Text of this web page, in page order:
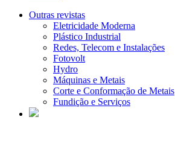
Outras revistas
Eletricidade Moderna
Plástico Industrial
Redes, Telecom e Instalações
Fotovolt
Hydro
Máquinas e Metais
Corte e Conformação de Metais
Fundição e Serviços